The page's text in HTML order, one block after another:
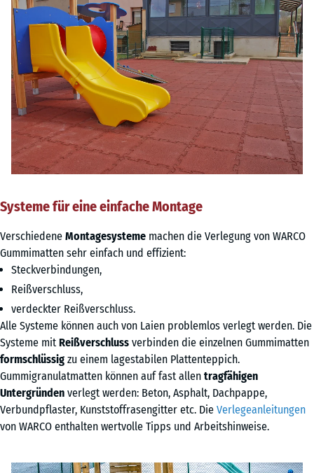
Systeme für eine einfache Montage
Verschiedene Montagesysteme machen die Verlegung von WARCO
Gummimatten sehr einfach und effizient:
Steckverbindungen,
Reißverschluss,
verdeckter Reißverschluss.
Alle Systeme können auch von Laien problemlos verlegt werden. Die
Systeme mit Reißverschluss verbinden die einzelnen Gummimatten
formschlüssig zu einem lagestabilen Plattenteppich.
Gummigranulatmatten können auf fast allen tragfähigen
Untergründen verlegt werden: Beton, Asphalt, Dachpappe,
Verbundpflaster, Kunststoffrasengitter etc. Die Verlegeanleitungen
von WARCO enthalten wertvolle Tipps und Arbeitshinweise.